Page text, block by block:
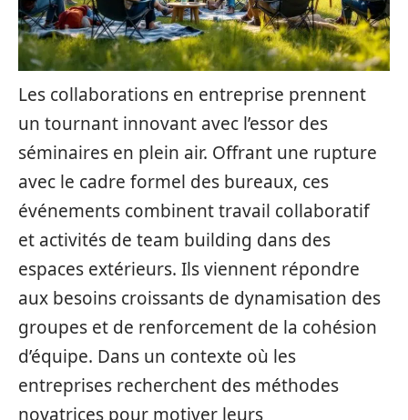
Les collaborations en entreprise prennent
un tournant innovant avec l’essor des
séminaires en plein air. Offrant une rupture
avec le cadre formel des bureaux, ces
événements combinent travail collaboratif
et activités de team building dans des
espaces extérieurs. Ils viennent répondre
aux besoins croissants de dynamisation des
groupes et de renforcement de la cohésion
d’équipe. Dans un contexte où les
entreprises recherchent des méthodes
novatrices pour motiver leurs